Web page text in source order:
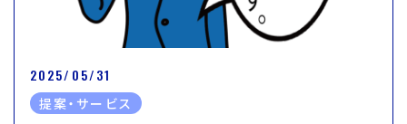
2025/05/31
提案・サービス